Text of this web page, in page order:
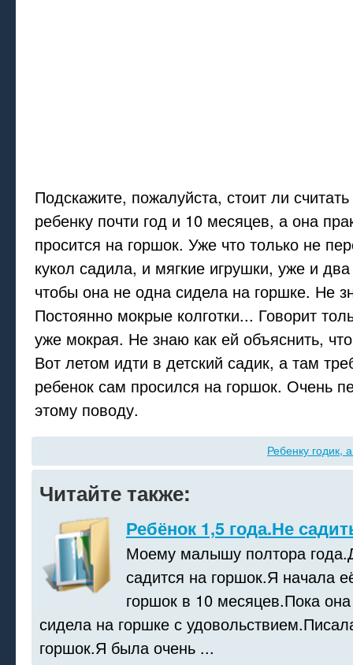
Подскажите, пожалуйста, стоит ли
ребенку почти год и 10 месяцев, а она
просится на горшок. Уже что только не
кукол садила, и мягкие игрушки, уже и
чтобы она не одна сидела на горшке. Не
Постоянно мокрые колготки... Говорит
уже мокрая. Не знаю как ей объяснить,
Вот летом идти в детский садик, а там
ребенок сам просился на горшок. Очень
этому поводу.
Ребенку годик,
Читайте также:
Ребёнок 1,5 года.Не
Моему малышу полтора
садится на горшок.Я начала
горшок в 10 месяцев.Пока
сидела на горшке с
горшок.Я была очень ...